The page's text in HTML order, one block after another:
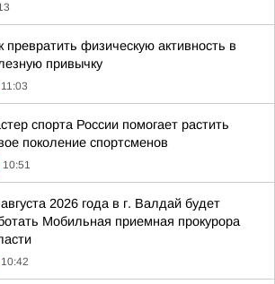
превратить физическую активность в
привычку
11:03
спорта России помогает растить
поколение спортсменов
10:51
2026 года в г. Валдай будет
Мобильная приемная прокурора
10:42